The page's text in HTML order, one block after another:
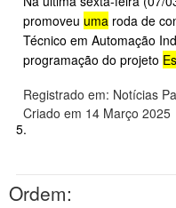
promoveu uma roda de
Técnico em Automação
programação do projeto
Registrado em: Notícias
Criado em 14 Março 2025
5.
Ordem: